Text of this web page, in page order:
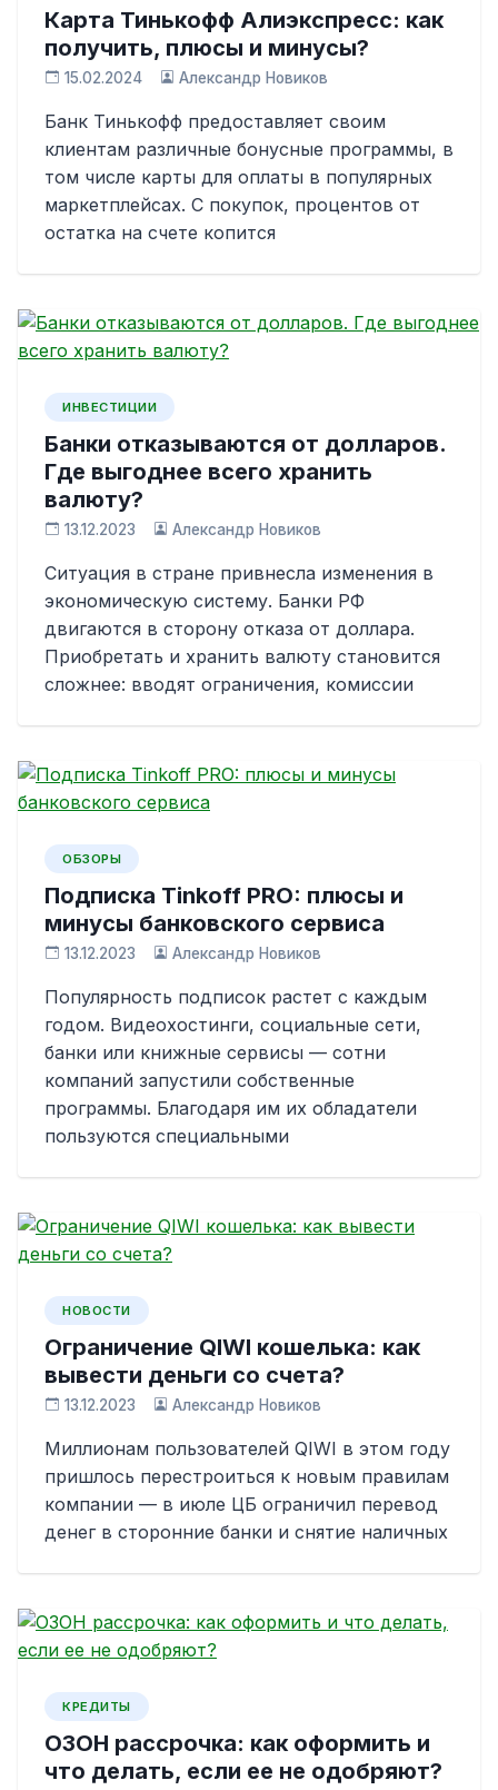
Карта Тинькофф Алиэкспресс: как
получить, плюсы и минусы?
15.02.2024 Александр Новиков
Банк Тинькофф предоставляет своим
клиентам различные бонусные программы, в
том числе карты для оплаты в популярных
маркетплейсах. С покупок, процентов от
остатка на счете копится
ИНВЕСТИЦИИ
Банки отказываются от долларов.
Где выгоднее всего хранить
валюту?
13.12.2023 Александр Новиков
Ситуация в стране привнесла изменения в
экономическую систему. Банки РФ
двигаются в сторону отказа от доллара.
Приобретать и хранить валюту становится
сложнее: вводят ограничения, комиссии
ОБЗОРЫ
Подписка Tinkoff PRO: плюсы и
минусы банковского сервиса
13.12.2023 Александр Новиков
Популярность подписок растет с каждым
годом. Видеохостинги, социальные сети,
банки или книжные сервисы — сотни
компаний запустили собственные
программы. Благодаря им их обладатели
пользуются специальными
НОВОСТИ
Ограничение QIWI кошелька: как
вывести деньги со счета?
13.12.2023 Александр Новиков
Миллионам пользователей QIWI в этом году
пришлось перестроиться к новым правилам
компании — в июле ЦБ ограничил перевод
денег в сторонние банки и снятие наличных
КРЕДИТЫ
ОЗОН рассрочка: как оформить и
что делать, если ее не одобряют?